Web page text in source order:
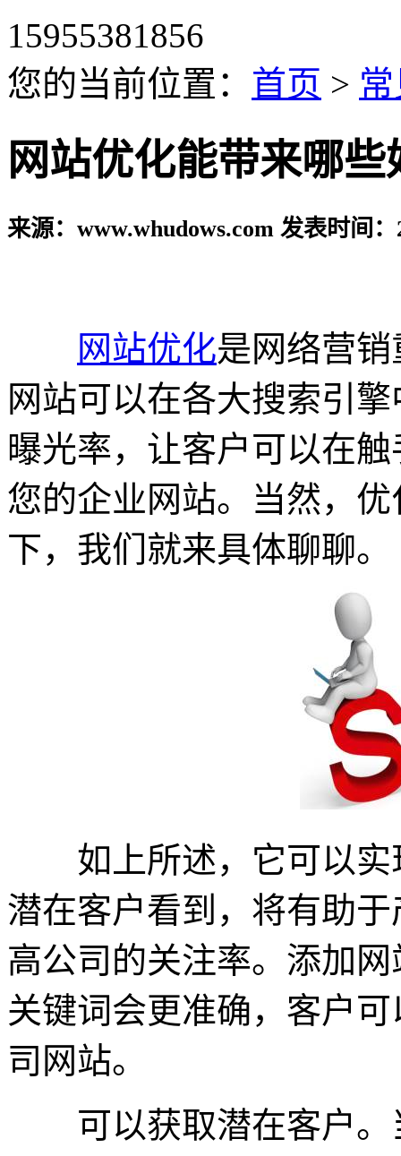
15955381856
您的当前位置： 首页 >
网站优化能带来哪些
来源：www.whudows.com 发表时间：
网站优化是网络营
网站可以在各大搜索引
曝光率，让客户可以在
您的企业网站。当然，
下，我们就来具体聊聊。
如上所述，它可以实
潜在客户看到，将有助
高公司的关注率。添加
关键词会更准确，客户
司网站。
可以获取潜在客户。